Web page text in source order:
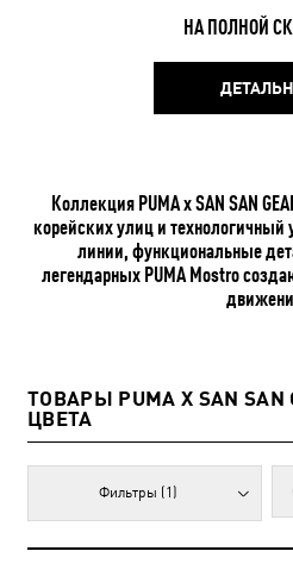
НА ПОЛНОЙ
Коллекция PUMA x SAN SAN
корейских улиц и
линии, функциональные
легендарных PUMA Mostro
ТОВАРЫ PUMA X SAN SAN
ЦВЕТА
Фильтры (1)